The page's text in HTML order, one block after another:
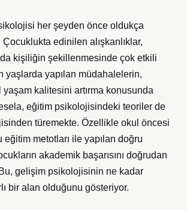
her şeyden önce oldukça
edinilen alışkanlıklar,
kişiliğin şekillenmesinde çok etkili
yaşlarda yapılan müdahalelerin,
kalitesini artırma konusunda
eğitim psikolojisindeki teoriler de
türemekte. Özellikle okul öncesi
metotları ile yapılan doğru
akademik başarısını doğrudan
gelişim psikolojisinin ne kadar
bir alan olduğunu gösteriyor.